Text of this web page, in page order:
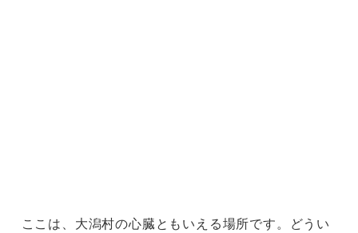
ここは、大潟村の心臓ともいえる場所です。どうい